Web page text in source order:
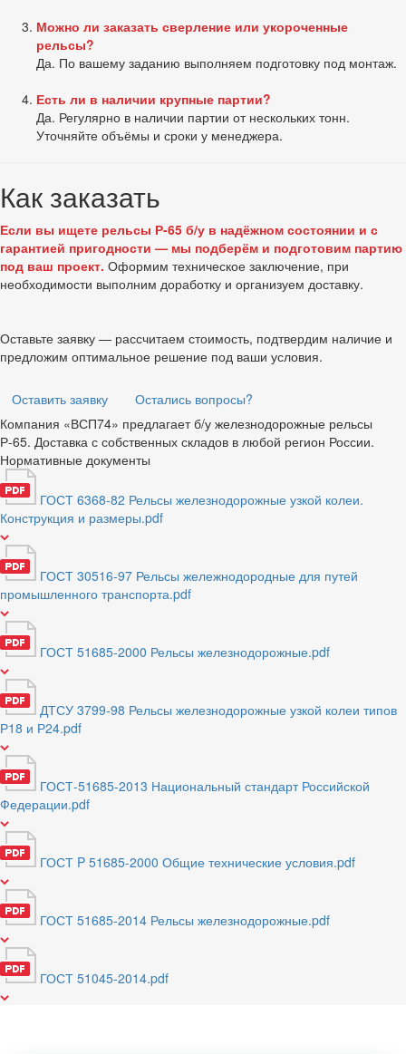
Можно ли заказать сверление или укороченные
рельсы?
Да. По вашему заданию выполняем подготовку под монтаж.
Есть ли в наличии крупные партии?
Да. Регулярно в наличии партии от нескольких тонн.
Уточняйте объёмы и сроки у менеджера.
Как заказать
Если вы ищете рельсы Р-65 б/у в надёжном состоянии и с
гарантией пригодности — мы подберём и подготовим партию
под ваш проект. Оформим техническое заключение, при
необходимости выполним доработку и организуем доставку.
Оставьте заявку — рассчитаем стоимость, подтвердим наличие и
предложим оптимальное решение под ваши условия.
Оставить заявку
Остались вопросы?
Компания «ВСП74» предлагает б/у железнодорожные рельсы
Р-65. Доставка с собственных складов в любой регион России.
Нормативные документы
ГОСТ 6368-82 Рельсы железнодорожные узкой колеи.
Конструкция и размеры.pdf
ГОСТ 30516-97 Рельсы жележнодородные для путей
промышленного транспорта.pdf
ГОСТ 51685-2000 Рельсы железнодорожные.pdf
ДТСУ 3799-98 Рельсы железнодорожные узкой колеи типов
Р18 и Р24.pdf
ГОСТ-51685-2013 Национальный стандарт Российской
Федерации.pdf
ГОСТ P 51685-2000 Общие технические условия.pdf
ГОСТ 51685-2014 Рельсы железнодорожные.pdf
ГОСТ 51045-2014.pdf